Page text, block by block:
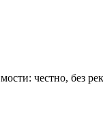
честно, без